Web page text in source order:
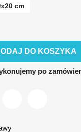
cm
DO KOSZYKA
po